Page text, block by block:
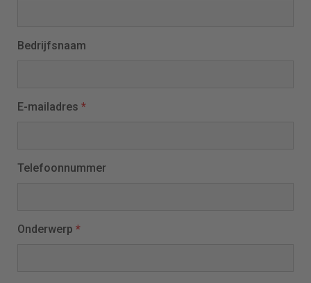
Bedrijfsnaam
E-mailadres *
Telefoonnummer
Onderwerp *